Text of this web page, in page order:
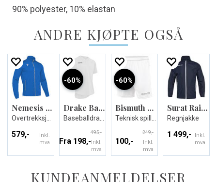
90% polyester, 10% elastan
ANDRE KJØPTE OGSÅ
Nemesis Full Zip Top
579,-
Inkl.
mva
60%
Drake Baseball Jersey
Fra 198,-Inkl.
mva
495,-
60%
Bismuth Match Day Short
100,-
Inkl.
mva
249,-
Surat Rain Jacket Waterproof
Regnjakke
1 499,-
Inkl.
mva
KUNDEANMELDELSER